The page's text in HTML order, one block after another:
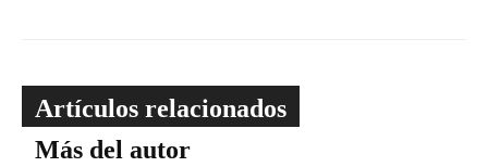
Artículos relacionados
Más del autor